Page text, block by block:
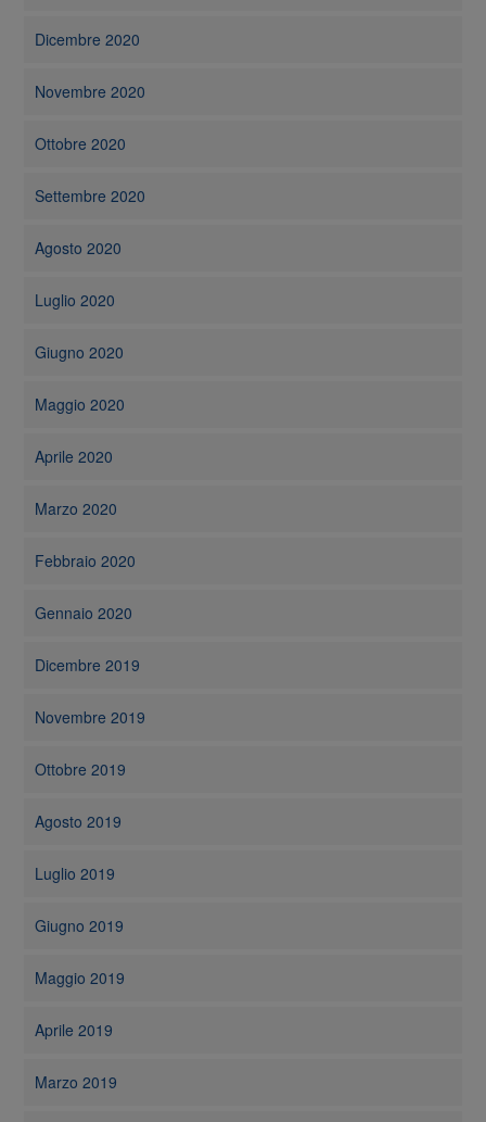
Dicembre 2020
Novembre 2020
Ottobre 2020
Settembre 2020
Agosto 2020
Luglio 2020
Giugno 2020
Maggio 2020
Aprile 2020
Marzo 2020
Febbraio 2020
Gennaio 2020
Dicembre 2019
Novembre 2019
Ottobre 2019
Agosto 2019
Luglio 2019
Giugno 2019
Maggio 2019
Aprile 2019
Marzo 2019